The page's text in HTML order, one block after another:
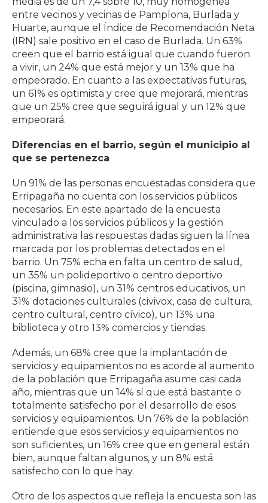
entre vecinos y vecinas de Pamplona, Burlada y
Huarte, aunque el Índice de Recomendación Neta
(IRN) sale positivo en el caso de Burlada. Un 63%
creen que el barrio está igual que cuando fueron
a vivir, un 24% que está mejor y un 13% que ha
empeorado. En cuanto a las expectativas futuras,
un 61% es optimista y cree que mejorará, mientras
que un 25% cree que seguirá igual y un 12% que
empeorará.
Diferencias en el barrio, según el municipio al
que se pertenezca
Un 91% de las personas encuestadas considera que
Erripagaña no cuenta con los servicios públicos
necesarios. En este apartado de la encuesta
vinculado a los servicios públicos y la gestión
administrativa las respuestas dadas siguen la línea
marcada por los problemas detectados en el
barrio. Un 75% echa en falta un centro de salud,
un 35% un polideportivo o centro deportivo
(piscina, gimnasio), un 31% centros educativos, un
31% dotaciones culturales (civivox, casa de cultura,
centro cultural, centro cívico), un 13% una
biblioteca y otro 13% comercios y tiendas.
Además, un 68% cree que la implantación de
servicios y equipamientos no es acorde al aumento
de la población que Erripagaña asume casi cada
año, mientras que un 14% sí que está bastante o
totalmente satisfecho por el desarrollo de esos
servicios y equipamientos. Un 76% de la población
entiende que esos servicios y equipamientos no
son suficientes, un 16% cree que en general están
bien, aunque faltan algunos, y un 8% está
satisfecho con lo que hay.
Otro de los aspectos que refleja la encuesta son las